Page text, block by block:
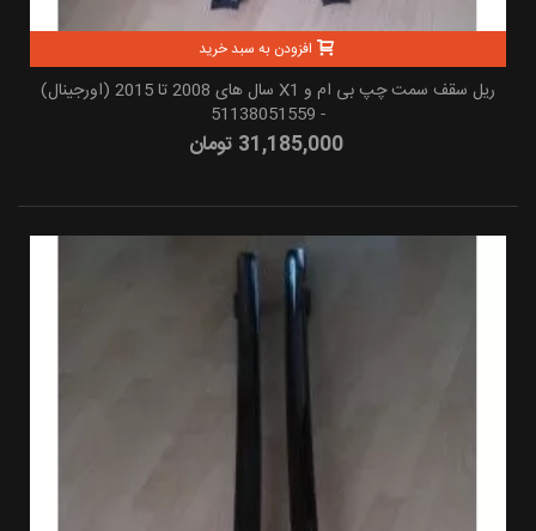
افزودن به سبد خرید
ریل سقف سمت چپ بی ام و X1 سال های 2008 تا 2015 (اورجینال)
- 51138051559
31,185,000 تومان